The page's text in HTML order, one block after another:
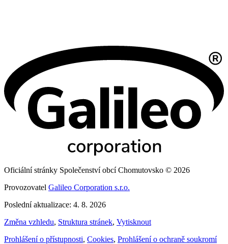
Oficiální stránky Společenství obcí Chomutovsko © 2026
Provozovatel Galileo Corporation s.r.o.
Poslední aktualizace: 4. 8. 2026
Změna vzhledu, Struktura stránek, Vytisknout
Prohlášení o přístupnosti, Cookies, Prohlášení o ochraně soukromí